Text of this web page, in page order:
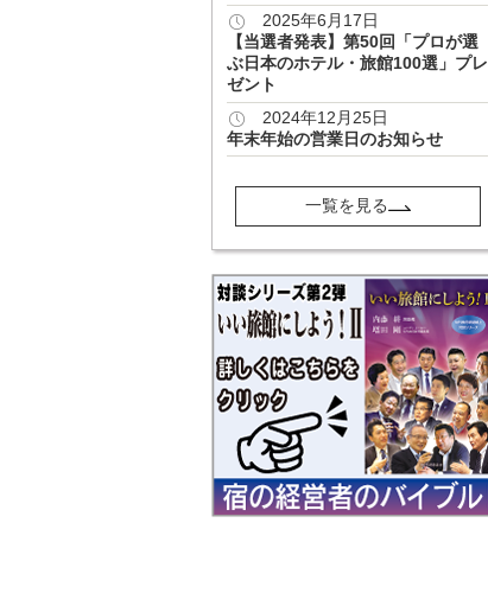
2025年6月17日
【当選者発表】第50回「プロが選
ぶ日本のホテル・旅館100選」プレ
ゼント
2024年12月25日
年末年始の営業日のお知らせ
一覧を見る